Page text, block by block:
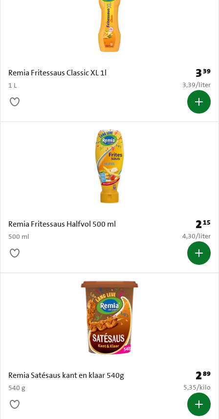
Remia Fritessaus Classic XL 1l
1 L
Prijs:
339
€ 3,39 per
3,39/liter
Remia Fritessaus Halfvol 500 ml
500 ml
Prijs:
215
€ 4,30 per
4,30/liter
Remia Satésaus kant en klaar 540g
540 g
Prijs:
289
€ 5,35 per
5,35/kilo